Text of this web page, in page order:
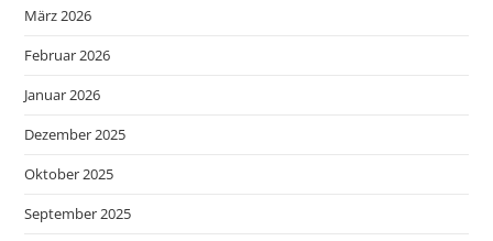
März 2026
Februar 2026
Januar 2026
Dezember 2025
Oktober 2025
September 2025